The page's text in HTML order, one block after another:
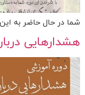
شما در حال حاضر به
هشدارهایی